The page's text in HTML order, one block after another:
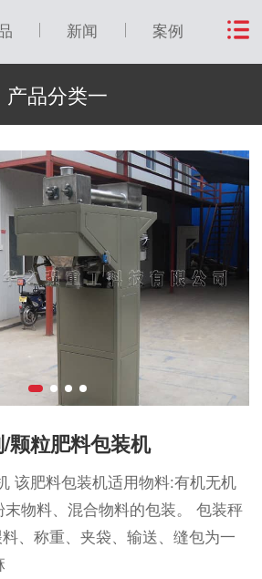
新闻 案例
产品分类一
颗粒肥料包装机
该肥料包装机适用物料:有机无机
物料、混合物料的包装。 包装秤
、称重、夹袋、输送、缝包为一